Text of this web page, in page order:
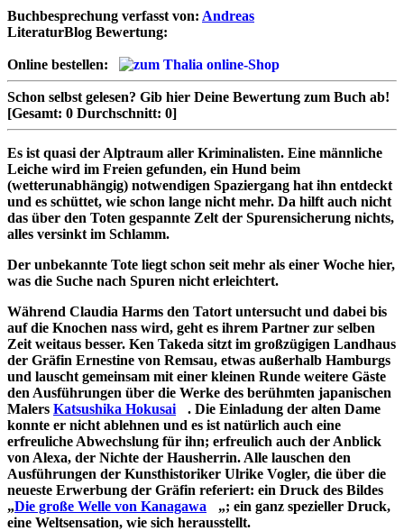
Buchbesprechung verfasst von: Andreas
LiteraturBlog Bewertung:
Online bestellen:
Schon selbst gelesen? Gib hier Deine Bewertung zum Buch ab!
[Gesamt: 0 Durchschnitt: 0]
Es ist quasi der Alptraum aller Kriminalisten. Eine männliche
Leiche wird im Freien gefunden, ein Hund beim
(wetterunabhängig) notwendigen Spaziergang hat ihn entdeckt
und es schüttet, wie schon lange nicht mehr. Da hilft auch nicht
das über den Toten gespannte Zelt der Spurensicherung nichts,
alles versinkt im Schlamm.
Der unbekannte Tote liegt schon seit mehr als einer Woche hier,
was die Suche nach Spuren nicht erleichtert.
Während Claudia Harms den Tatort untersucht und dabei bis
auf die Knochen nass wird, geht es ihrem Partner zur selben
Zeit weitaus besser. Ken Takeda sitzt im großzügigen Landhaus
der Gräfin Ernestine von Remsau, etwas außerhalb Hamburgs
und lauscht gemeinsam mit einer kleinen Runde weitere Gäste
den Ausführungen über die Werke des berühmten japanischen
Malers Katsushika Hokusai
. Die Einladung der alten Dame
konnte er nicht ablehnen und es ist natürlich auch eine
erfreuliche Abwechslung für ihn; erfreulich auch der Anblick
von Alexa, der Nichte der Hausherrin. Alle lauschen den
Ausführungen der Kunsthistoriker Ulrike Vogler, die über die
neueste Erwerbung der Gräfin referiert: ein Druck des Bildes
„Die große Welle von Kanagawa
„; ein ganz spezieller Druck,
eine Weltsensation, wie sich herausstellt.